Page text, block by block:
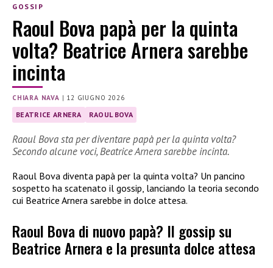
GOSSIP
Raoul Bova papà per la quinta
volta? Beatrice Arnera sarebbe
incinta
CHIARA NAVA | 12 GIUGNO 2026
BEATRICE ARNERA RAOUL BOVA
Raoul Bova sta per diventare papà per la quinta volta?
Secondo alcune voci, Beatrice Arnera sarebbe incinta.
Raoul Bova diventa papà per la quinta volta? Un pancino
sospetto ha scatenato il gossip, lanciando la teoria secondo
cui Beatrice Arnera sarebbe in dolce attesa.
Raoul Bova di nuovo papà? Il gossip su
Beatrice Arnera e la presunta dolce attesa